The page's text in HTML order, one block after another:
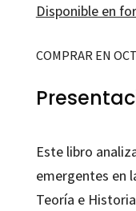
Disponible en
COMPRAR EN
Este libro
emergentes en
Teoría e